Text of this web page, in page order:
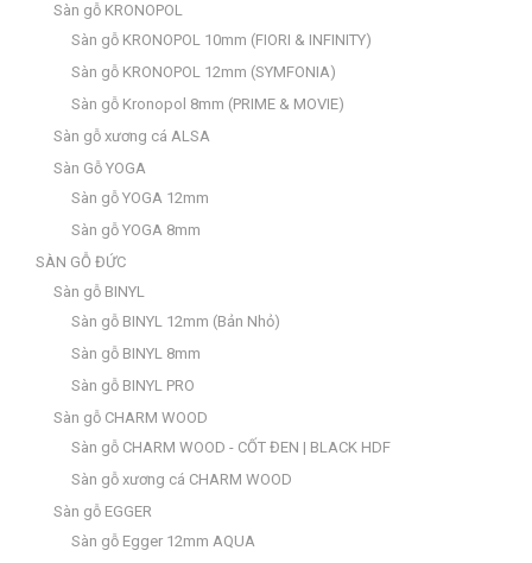
Sàn gỗ KRONOPOL
Sàn gỗ KRONOPOL 10mm (FIORI & INFINITY)
Sàn gỗ KRONOPOL 12mm (SYMFONIA)
Sàn gỗ Kronopol 8mm (PRIME & MOVIE)
Sàn gỗ xương cá ALSA
Sàn Gỗ YOGA
Sàn gỗ YOGA 12mm
Sàn gỗ YOGA 8mm
SÀN GỖ ĐỨC
Sàn gỗ BINYL
Sàn gỗ BINYL 12mm (Bản Nhỏ)
Sàn gỗ BINYL 8mm
Sàn gỗ BINYL PRO
Sàn gỗ CHARM WOOD
Sàn gỗ CHARM WOOD - CỐT ĐEN | BLACK HDF
Sàn gỗ xương cá CHARM WOOD
Sàn gỗ EGGER
Sàn gỗ Egger 12mm AQUA